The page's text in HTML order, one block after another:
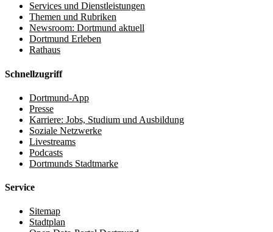
Services und Dienstleistungen
Themen und Rubriken
Newsroom: Dortmund aktuell
Dortmund Erleben
Rathaus
Schnellzugriff
Dortmund-App
Presse
Karriere: Jobs, Studium und Ausbildung
Soziale Netzwerke
Livestreams
Podcasts
Dortmunds Stadtmarke
Service
Sitemap
Stadtplan